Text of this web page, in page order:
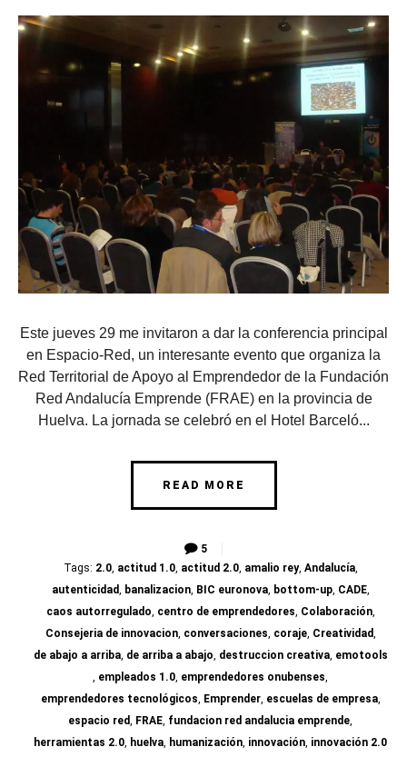
Este jueves 29 me invitaron a dar la conferencia principal
en Espacio-Red, un interesante evento que organiza la
Red Territorial de Apoyo al Emprendedor de la Fundación
Red Andalucía Emprende (FRAE) en la provincia de
Huelva. La jornada se celebró en el Hotel Barceló...
READ MORE
5
Tags: 2.0, actitud 1.0, actitud 2.0, amalio rey, Andalucía,
autenticidad, banalizacion, BIC euronova, bottom-up, CADE,
caos autorregulado, centro de emprendedores, Colaboración,
Consejeria de innovacion, conversaciones, coraje, Creatividad,
de abajo a arriba, de arriba a abajo, destruccion creativa, emotools
, empleados 1.0, emprendedores onubenses,
emprendedores tecnológicos, Emprender, escuelas de empresa,
espacio red, FRAE, fundacion red andalucia emprende,
herramientas 2.0, huelva, humanización, innovación, innovación 2.0